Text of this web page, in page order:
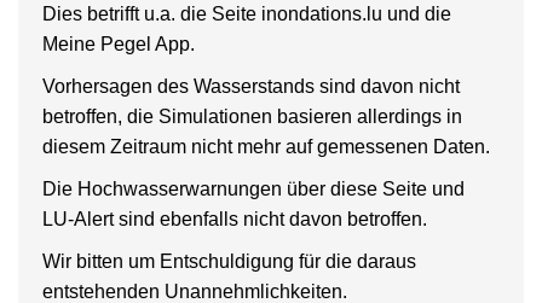
Dies betrifft u.a. die Seite inondations.lu und die
Meine Pegel App.
Vorhersagen des Wasserstands sind davon nicht
betroffen, die Simulationen basieren allerdings in
diesem Zeitraum nicht mehr auf gemessenen Daten.
Die Hochwasserwarnungen über diese Seite und
LU-Alert sind ebenfalls nicht davon betroffen.
Wir bitten um Entschuldigung für die daraus
entstehenden Unannehmlichkeiten.